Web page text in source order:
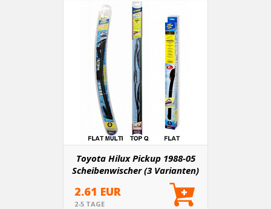
Toyota Hilux Pickup 1988-05
Scheibenwischer (3 Varianten)
2.61 EUR
2-5 TAGE